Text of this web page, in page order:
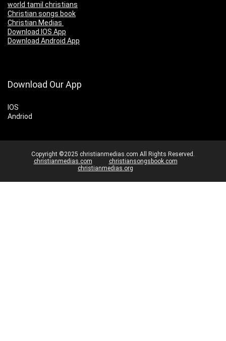
world tamil christians
Christian songs book
Christian Medias
Download IOS App
Download Android App
Download Our App
IOS
Andriod
Copyright ©2025 christianmedias.com All Rights Reserved.
christianmedias.com
christiansongsbook.com
christianmedias.org